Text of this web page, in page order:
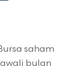
saham
bulan